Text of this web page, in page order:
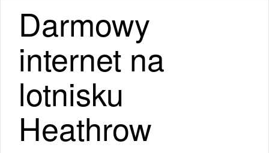
Darmowy
internet na
lotnisku
Heathrow